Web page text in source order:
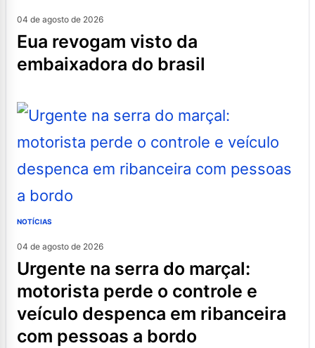
04 de agosto de 2026
eua revogam visto da
embaixadora do brasil
NOTÍCIAS
04 de agosto de 2026
urgente na serra do marçal:
motorista perde o controle e
veículo despenca em ribanceira
com pessoas a bordo